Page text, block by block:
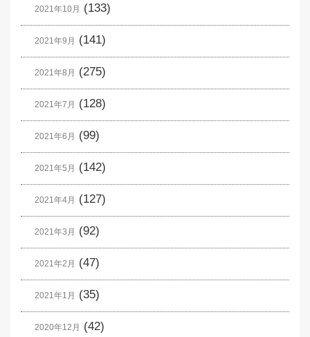
2021年10月 (133)
2021年9月 (141)
2021年8月 (275)
2021年7月 (128)
2021年6月 (99)
2021年5月 (142)
2021年4月 (127)
2021年3月 (92)
2021年2月 (47)
2021年1月 (35)
2020年12月 (42)